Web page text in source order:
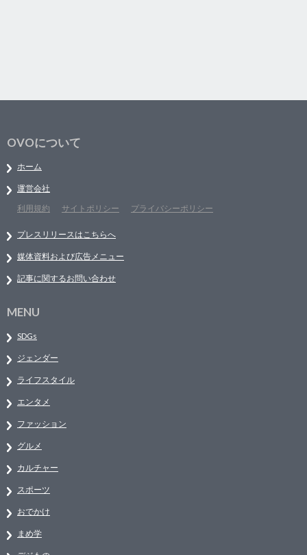
OVOについて
ホーム
運営会社
利用規約
サイトポリシー プライバシーポリシー
プレスリリースはこちらへ
媒体資料および広告メニュー
記事に関するお問い合わせ
MENU
SDGs
ジェンダー
ライフスタイル
エンタメ
ファッション
グルメ
カルチャー
スポーツ
おでかけ
まめ学